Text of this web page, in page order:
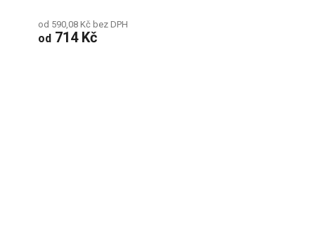
od 590,08 Kč bez DPH
od 714 Kč